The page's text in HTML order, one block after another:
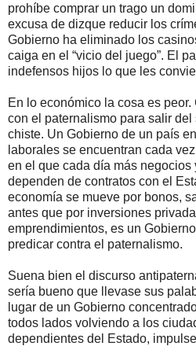
prohíbe comprar un trago un
excusa de dizque reducir los
Gobierno ha eliminado los
caiga en el “vicio del juego”. El
indefensos hijos lo que les
En lo económico la cosa es
con el paternalismo para salir
chiste. Un Gobierno de un país
laborales se encuentran cada
en el que cada día más
dependen de contratos con el
economía se mueve por bonos,
antes que por inversiones
emprendimientos, es un
predicar contra el paternalismo.
Suena bien el discurso
sería bueno que llevase sus
lugar de un Gobierno
todos lados volviendo a los
dependientes del Estado,